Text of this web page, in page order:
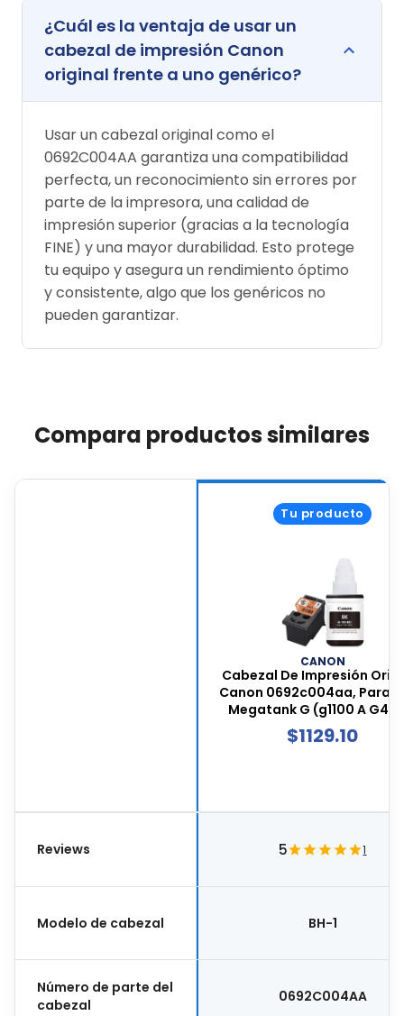
¿Cuál es la ventaja de usar un
cabezal de impresión Canon
original frente a uno genérico?
Usar un cabezal original como el
0692C004AA garantiza una compatibilidad
perfecta, un reconocimiento sin errores por
parte de la impresora, una calidad de
impresión superior (gracias a la tecnología
FINE) y una mayor durabilidad. Esto protege
tu equipo y asegura un rendimiento óptimo
y consistente, algo que los genéricos no
pueden garantizar.
Compara productos similares
Tu producto
CANON
Cabezal De Impresión
Canon 0692c004aa, Para
Megatank G (g1100 A
Color Negro, Incluye
Tinta Gi-190,
$1129.10
Reviews 5 1
Modelo de cabezal BH-1
Número de parte del
cabezal
0692C004AA